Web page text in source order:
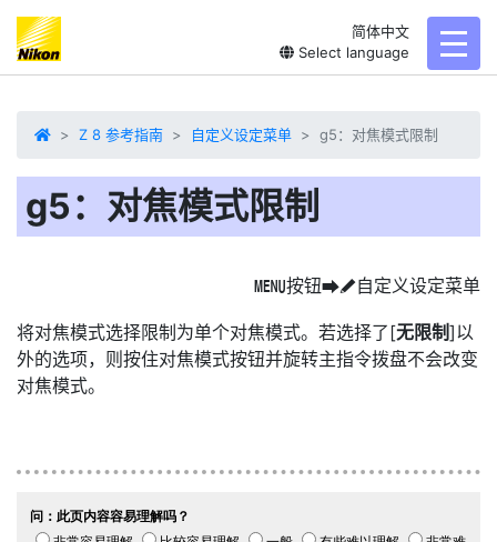
简体中文
Select language
Z 8 参考指南 自定义设定菜单 g5：对焦模式限制
g5：对焦模式限制
G按钮UA自定义设定菜单
将对焦模式选择限制为单个对焦模式。若选择了[无限制]以
外的选项，则按住对焦模式按钮并旋转主指令拨盘不会改变
对焦模式。